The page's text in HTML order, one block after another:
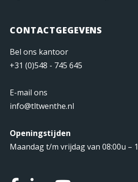
CONTACTGEGEVENS
Bel ons kantoor
+31 (0)548 - 745 645
E-mail ons
info@tltwenthe.nl
Openingstijden
Maandag t/m vrijdag van 08:00u –